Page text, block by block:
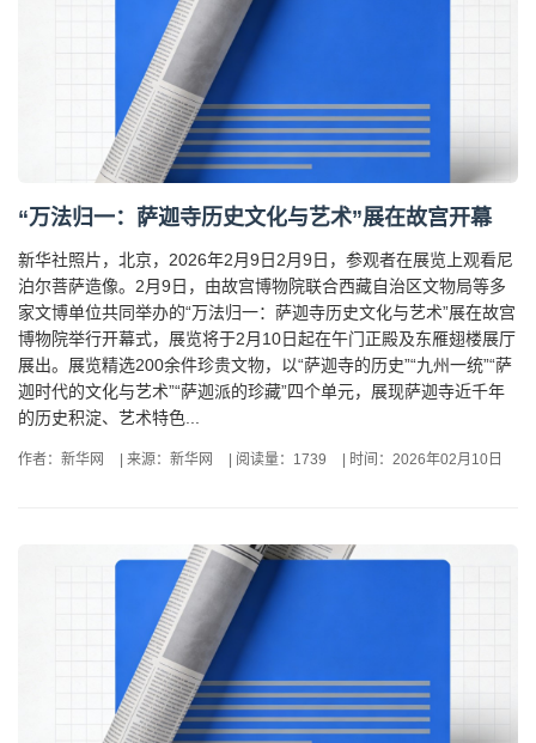
“万法归一：萨迦寺历史文化与艺术”展在故宫开幕
新华社照片，北京，2026年2月9日2月9日，参观者在展览上观看尼
泊尔菩萨造像。2月9日，由故宫博物院联合西藏自治区文物局等多
家文博单位共同举办的“万法归一：萨迦寺历史文化与艺术”展在故宫
博物院举行开幕式，展览将于2月10日起在午门正殿及东雁翅楼展厅
展出。展览精选200余件珍贵文物，以“萨迦寺的历史”“九州一统”“萨
迦时代的文化与艺术”“萨迦派的珍藏”四个单元，展现萨迦寺近千年
的历史积淀、艺术特色...
作者：新华网 来源：新华网 阅读量：1739 时间：2026年02月10日